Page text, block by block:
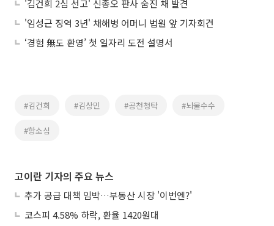
'김건희 2심 선고' 신종오 판사 숨진 채 발견
'임성근 징역 3년' 채해병 어머니 법원 앞 기자회견
‘경험 無도 환영’ 첫 일자리 도전 설명서
#김건희 #김상민 #공천청탁 #뇌물수수
#항소심
고이란 기자의 주요 뉴스
추가 공급 대책 임박…부동산 시장 '이번엔?'
코스피 4.58% 하락, 환율 1420원대